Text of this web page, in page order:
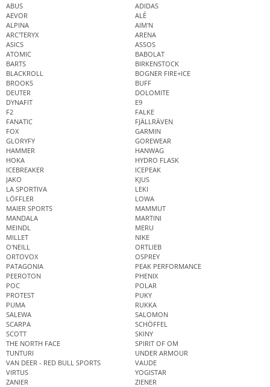
ABUS
ADIDAS
AEVOR
ALÉ
ALPINA
AIM'N
ARC'TERYX
ARENA
ASICS
ASSOS
ATOMIC
BABOLAT
BARTS
BIRKENSTOCK
BLACKROLL
BOGNER FIRE+ICE
BROOKS
BUFF
DEUTER
DOLOMITE
DYNAFIT
E9
F2
FALKE
FANATIC
FJÄLLRÄVEN
FOX
GARMIN
GLORYFY
GOREWEAR
HAMMER
HANWAG
HOKA
HYDRO FLASK
ICEBREAKER
ICEPEAK
JAKO
KJUS
LA SPORTIVA
LEKI
LÖFFLER
LOWA
MAIER SPORTS
MAMMUT
MANDALA
MARTINI
MEINDL
MERU
MILLET
NIKE
O'NEILL
ORTLIEB
ORTOVOX
OSPREY
PATAGONIA
PEAK PERFORMANCE
PEEROTON
PHENIX
POC
POLAR
PROTEST
PUKY
PUMA
RUKKA
SALEWA
SALOMON
SCARPA
SCHÖFFEL
SCOTT
SKINY
THE NORTH FACE
SPIRIT OF OM
TUNTURI
UNDER ARMOUR
VAN DEER - RED BULL SPORTS
VAUDE
VIRTUS
YOGISTAR
ZANIER
ZIENER